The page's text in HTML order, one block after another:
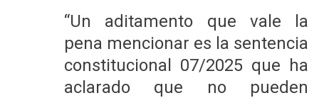
“Un aditamento que vale la
pena mencionar es la sentencia
constitucional 07/2025 que ha
aclarado que no pueden